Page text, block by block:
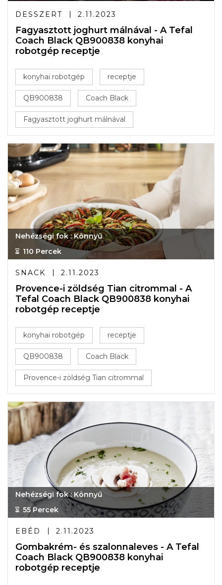
DESSZERT 2.11.2023
Fagyasztott joghurt málnával - A Tefal
Coach Black QB900838 konyhai
robotgép receptje
konyhai robotgép receptje
QB900838 Coach Black
Fagyasztott joghurt málnával
Nehézségi fok : Könnyű
110 Percek
SNACK 2.11.2023
Provence-i zöldség Tian citrommal - A
Tefal Coach Black QB900838 konyhai
robotgép receptje
konyhai robotgép receptje
QB900838 Coach Black
Provence-i zöldség Tian citrommal
Nehézségi fok : Könnyű
55 Percek
EBÉD 2.11.2023
Gombakrém- és szalonnaleves - A Tefal
Coach Black QB900838 konyhai
robotgép receptje